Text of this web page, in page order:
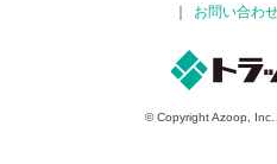
お問い合わ
© Copyright Azoop, Inc.